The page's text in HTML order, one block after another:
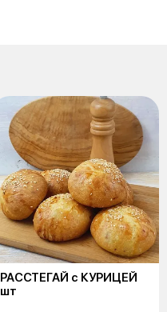
РАССТЕГАЙ с КУРИЦЕЙ
шт